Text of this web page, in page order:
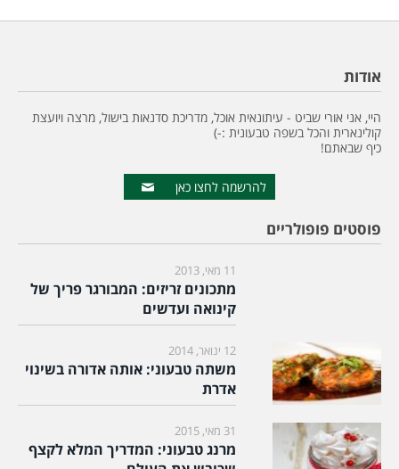
אודות
היי, אני אורי שביט - עיתונאית אוכל, מדריכת סדנאות בישול, מרצה ויועצת
קולינארית והכל בשפה טבעונית :-)
כיף שבאתם!
להרשמה לחצו כאן
פוסטים פופולריים
11 מאי, 2013
מתכונים זריזים: המבורגר פריך של
קינואה ועדשים
12 ינואר, 2014
משתה טבעוני: אותה אדורה בשינוי
אדרת
31 מאי, 2015
מרנג טבעוני: המדריך המלא לקצף